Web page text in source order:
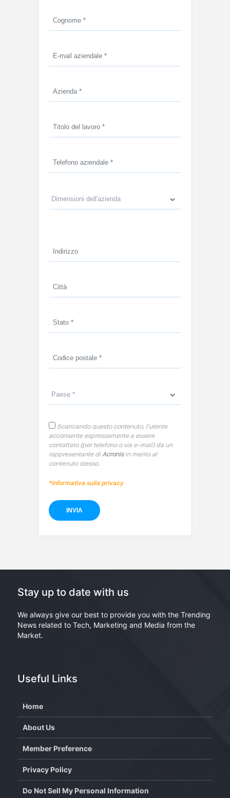
Scaricando questo contenuto, l'utente
acconsente espressamente a essere
contattato (per telefono o via e-mail) da un
rappresentante diAcronisin merito al
contenuto stesso.
*Informativa sulla privacy
Stay up to date with us
We always give our best to provide you with the Trending
News related to Tech, Marketing and Media from the
Market.
Useful Links
Home
About Us
Member Preference
Privacy Policy
Do Not Sell My Personal Information